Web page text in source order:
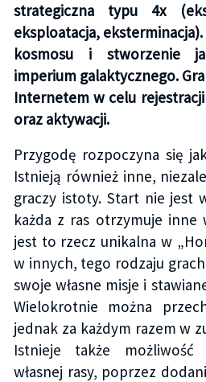
strategiczna typu 4x
eksploatacja,
kosmosu i stworzenie
imperium galaktycznego.
Internetem w celu
oraz aktywacji.
Przygodę rozpoczyna się
Istnieją również inne,
graczy istoty. Start nie jest
każda z ras otrzymuje inne
jest to rzecz unikalna w
w innych, tego rodzaju
swoje własne misje i
Wielokrotnie można
jednak za każdym razem w
Istnieje także możliwość
własnej rasy, poprzez